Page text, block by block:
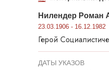
Нилендер Роман
23.03.1906 - 16.12.1982
Герой
ДАТЫ УКАЗОВ